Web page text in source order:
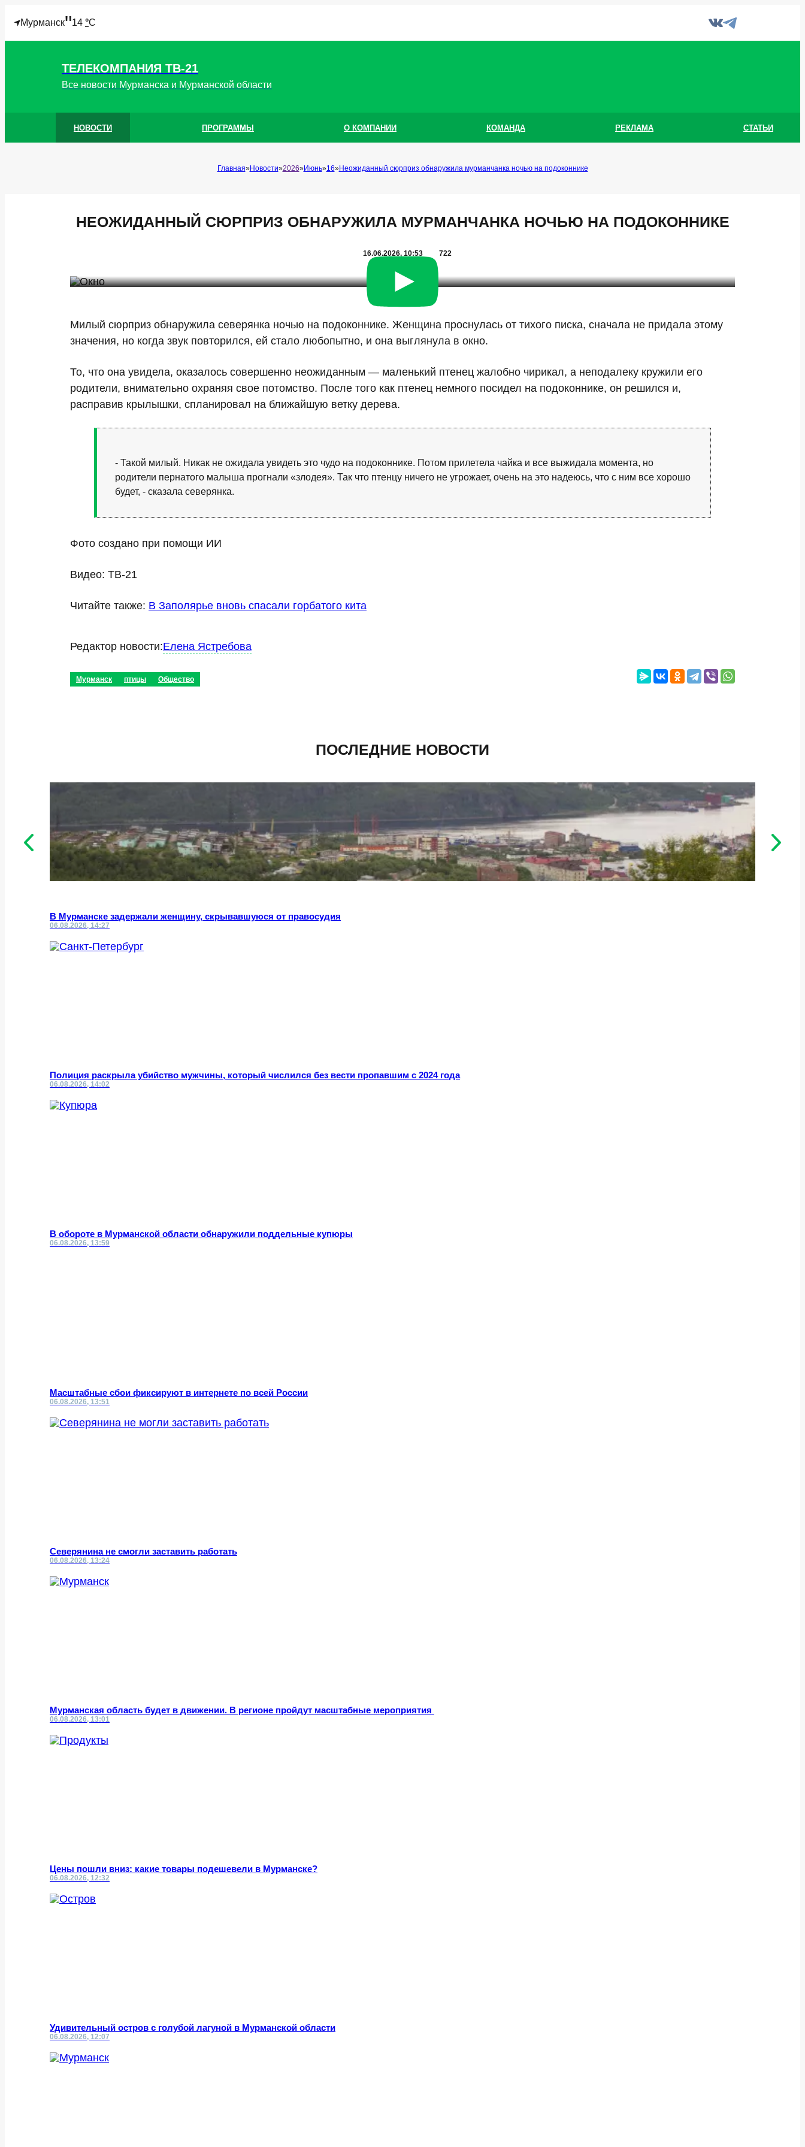
Мурманск"14 °C
ТЕЛЕКОМПАНИЯ ТВ-21
Все новости Мурманска и Мурманской области
НОВОСТИ ПРОГРАММЫ О КОМПАНИИ КОМАНДА РЕКЛАМА СТАТЬИ
Главная Новости 2026 Июнь 16 Неожиданный сюрприз обнаружила мурманчанка ночью на подоконнике
НЕОЖИДАННЫЙ СЮРПРИЗ ОБНАРУЖИЛА МУРМАНЧАНКА НОЧЬЮ НА ПОДОКОННИКЕ
16.06.2026, 10:53 722
Милый сюрприз обнаружила северянка ночью на подоконнике. Женщина проснулась от тихого писка, сначала не придала этому
значения, но когда звук повторился, ей стало любопытно, и она выглянула в окно.
То, что она увидела, оказалось совершенно неожиданным — маленький птенец жалобно чирикал, а неподалеку кружили его
родители, внимательно охраняя свое потомство. После того как птенец немного посидел на подоконнике, он решился и,
расправив крылышки, спланировал на ближайшую ветку дерева.
- Такой милый. Никак не ожидала увидеть это чудо на подоконнике. Потом прилетела чайка и все выжидала момента, но
родители пернатого малыша прогнали «злодея». Так что птенцу ничего не угрожает, очень на это надеюсь, что с ним все хорошо
будет, - сказала северянка.
Фото создано при помощи ИИ
Видео: ТВ-21
Читайте также: В Заполярье вновь спасали горбатого кита
Редактор новости:Елена Ястребова
Мурманск птицы Общество
ПОСЛЕДНИЕ НОВОСТИ
В Мурманске задержали женщину, скрывавшуюся от правосудия
06.08.2026, 14:27
Полиция раскрыла убийство мужчины, который числился без вести пропавшим с 2024 года
06.08.2026, 14:02
В обороте в Мурманской области обнаружили поддельные купюры
06.08.2026, 13:59
Масштабные сбои фиксируют в интернете по всей России
06.08.2026, 13:51
Северянина не смогли заставить работать
06.08.2026, 13:24
Мурманская область будет в движении. В регионе пройдут масштабные мероприятия
06.08.2026, 13:01
Цены пошли вниз: какие товары подешевели в Мурманске?
06.08.2026, 12:32
Удивительный остров с голубой лагуной в Мурманской области
06.08.2026, 12:07